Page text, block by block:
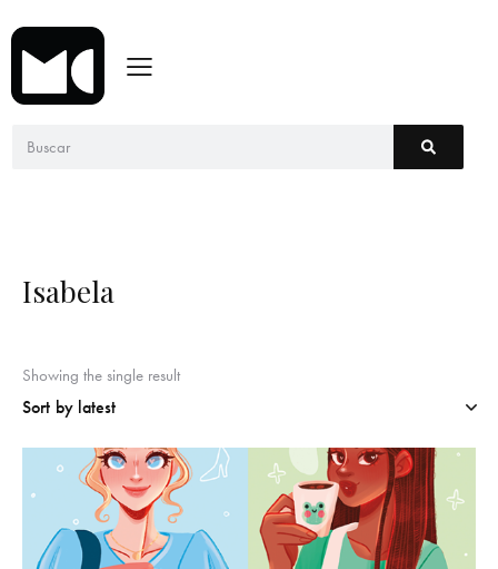
Isabela
Showing the single result